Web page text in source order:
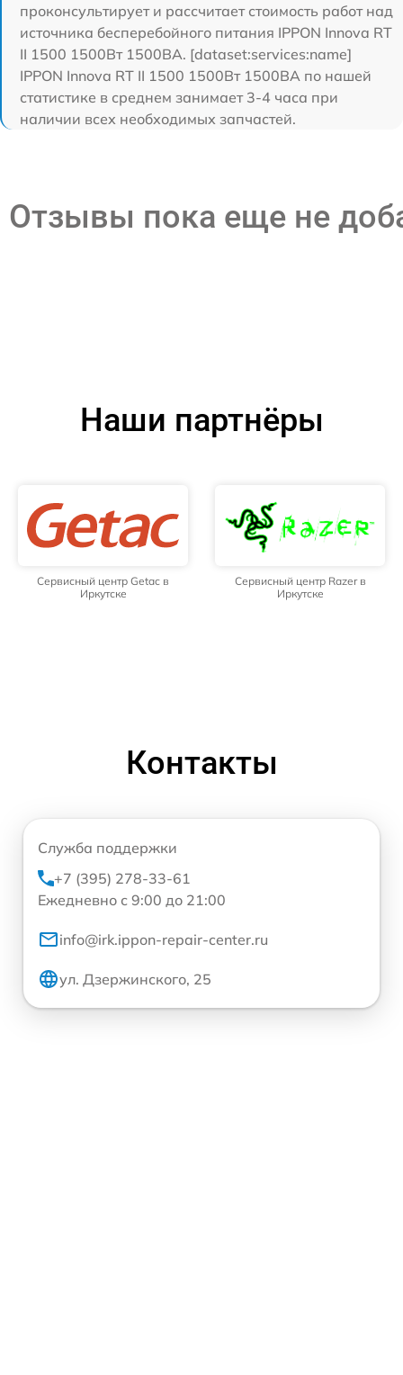
проконсультирует и рассчитает стоимость работ над
источника бесперебойного питания IPPON Innova RT
II 1500 1500Вт 1500ВА. [dataset:services:name]
IPPON Innova RT II 1500 1500Вт 1500ВА по нашей
статистике в среднем занимает 3-4 часа при
наличии всех необходимых запчастей.
Отзывы пока еще не
Наши партнёры
Сервисный центр Getac в
Иркутске
Сервисный центр Razer в
Иркутске
Контакты
Служба поддержки
+7 (395) 278-33-61
Ежедневно с 9:00 до 21:00
info@irk.ippon-repair-center.ru
ул. Дзержинского, 25